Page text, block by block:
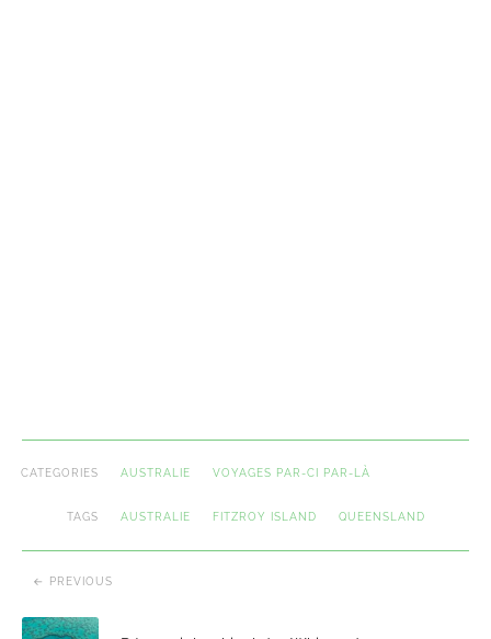
CATEGORIES AUSTRALIE VOYAGES PAR-CI PAR-LÀ
TAGS AUSTRALIE FITZROY ISLAND QUEENSLAND
PREVIOUS